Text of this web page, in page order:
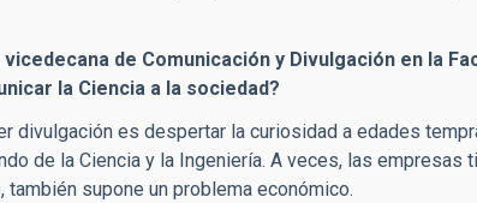
de Comunicación y Divulgación en la
la Ciencia a la sociedad?
divulgación es despertar la curiosidad a edades
de la Ciencia y la Ingeniería. A veces, las empresas
supone un problema económico.